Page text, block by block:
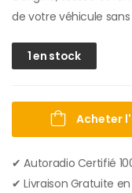
de votre véhicule
1 en stock
Acheter
✔ Autoradio Certifié
✔︎ Livraison Gratuite